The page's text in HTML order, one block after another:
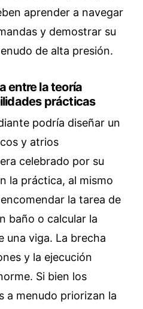
aprender a navegar
y demostrar su
de alta presión.
entre la teoría
prácticas
podría diseñar un
y atrios
celebrado por su
la práctica, al mismo
la tarea de
baño o calcular la
una viga. La brecha
y la ejecución
Si bien los
a menudo priorizan la